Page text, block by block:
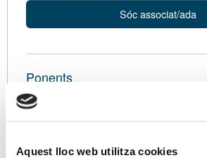
Aquest lloc web utilitza cookies
Sóc associat/ada
Ponents
En Gabriel Cirerol Roca, Advocat i
Descripció